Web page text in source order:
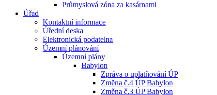
Průmyslová zóna za kasárnami
Úřad
Kontaktní informace
Úřední deska
Elektronická podatelna
Územní plánování
Územní plány
Babylon
Zpráva o uplatňování ÚP
Změna č.4 ÚP Babylon
Změna č.3 ÚP Babylon